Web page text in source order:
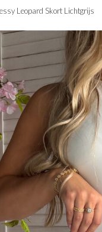
Leopard Skort Lichtgrijs